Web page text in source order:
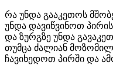
რა უნდა გააკეთოს
უნდა დავიწვინოთ
და ზურგზე უნდა
თუმცა ძალიან
ჩავიხედოთ პირში და